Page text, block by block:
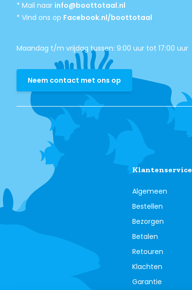
* Mail naar info@boottotaal.nl
* Vind ons op Facebook.nl/boottotaal
Maandag t/m vrijdag tussen: 9:00 uur tot 17:00 uur
Neem contact met ons op
Klantenservice
Algemeen
Bestellen
Bezorgen
Betalen
Retouren
Klachten
Garantie